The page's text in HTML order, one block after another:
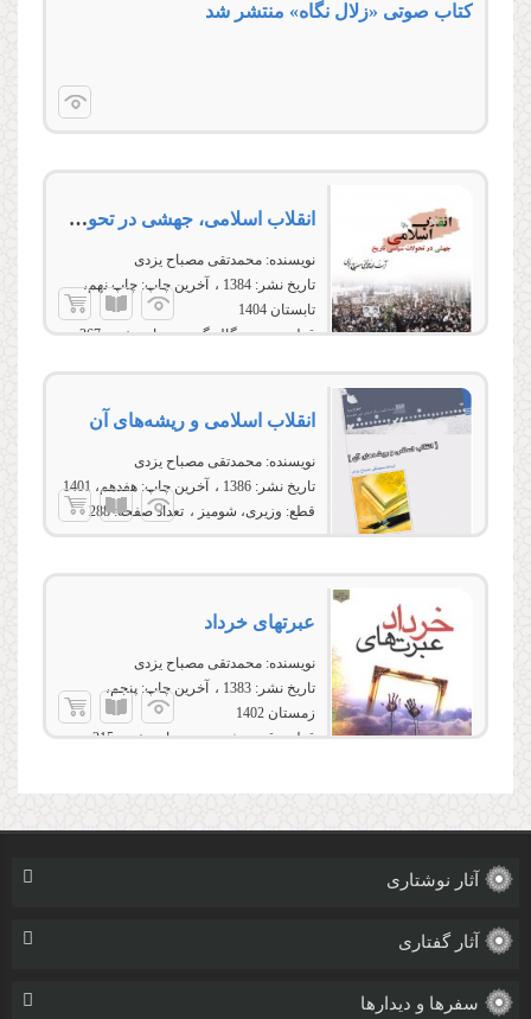
کتاب صوتی «زلال نگاه» منتشر شد
انقلاب اسلامی، جهشی در تحولات سیاسی تاریخ
نویسنده: محمدتقی مصباح یزدی
تاریخ نشر: 1384 آخرین چاپ: چاپ نهم،
تابستان 1404
قطع:وزیری، گالینگور تعداد صفحه:367
انقلاب اسلامی و ریشه‌های آن
نویسنده: محمدتقی مصباح یزدی
تاریخ نشر: 1386 آخرین چاپ: هفدهم، 1401
قطع: وزیری، شومیز تعداد صفحه:288
عبرت‏هاى خرداد
نویسنده: محمدتقی مصباح یزدی
تاریخ نشر: 1383 آخرین چاپ: پنجم،
زمستان 1402
قطع:رقعی، شومیز تعداد صفحه:215
آثار نوشتاری
آثار گفتاری
سفرها و دیدارها